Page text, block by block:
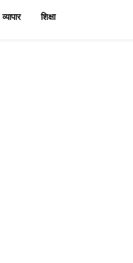
व्यापार शिक्षा